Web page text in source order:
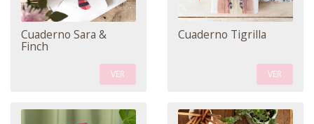
Cuaderno Sara &
Finch
VER
Cuaderno Tigrilla
VER